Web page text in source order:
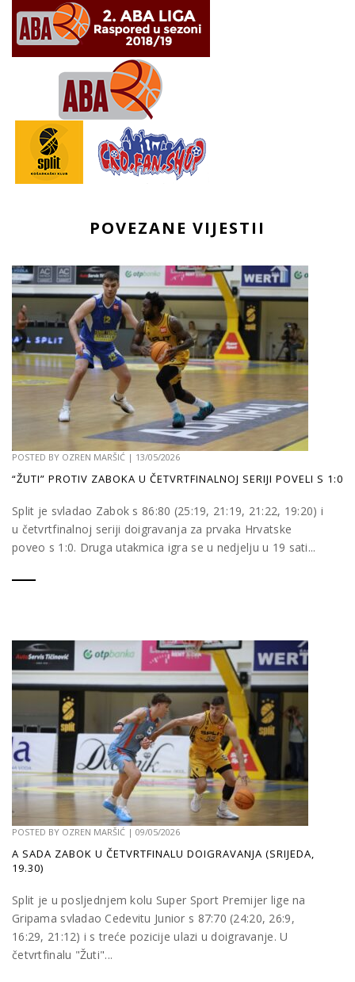
POVEZANE VIJESTII
POSTED BY OZREN MARŠIĆ | 13/05/2026
“ŽUTI” PROTIV ZABOKA U ČETVRTFINALNOJ SERIJI POVELI S 1:0
Split je svladao Zabok s 86:80 (25:19, 21:19, 21:22, 19:20) i
u četvrtfinalnoj seriji doigravanja za prvaka Hrvatske
poveo s 1:0. Druga utakmica igra se u nedjelju u 19 sati...
POSTED BY OZREN MARŠIĆ | 09/05/2026
A SADA ZABOK U ČETVRTFINALU DOIGRAVANJA (SRIJEDA,
19.30)
Split je u posljednjem kolu Super Sport Premijer lige na
Gripama svladao Cedevitu Junior s 87:70 (24:20, 26:9,
16:29, 21:12) i s treće pozicije ulazi u doigravanje. U
četvrtfinalu "Žuti"...